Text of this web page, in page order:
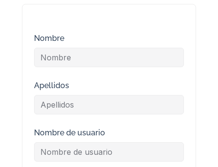
Nombre
Apellidos
Nombre de usuario